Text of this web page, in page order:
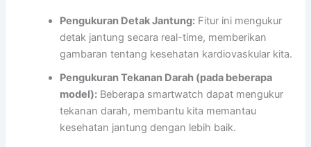
Pengukuran Detak Jantung: Fitur ini mengukur
detak jantung secara real-time, memberikan
gambaran tentang kesehatan kardiovaskular kita.
Pengukuran Tekanan Darah (pada beberapa
model): Beberapa smartwatch dapat mengukur
tekanan darah, membantu kita memantau
kesehatan jantung dengan lebih baik.